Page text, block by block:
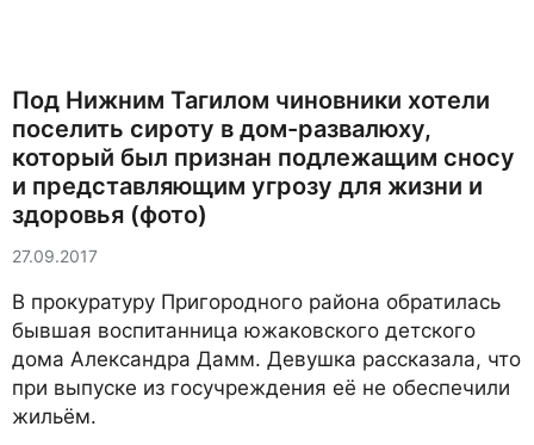
Под Нижним Тагилом чиновники хотели
поселить сироту в дом-развалюху,
который был признан подлежащим сносу
и представляющим угрозу для жизни и
здоровья (фото)
27.09.2017
В прокуратуру Пригородного района обратилась
бывшая воспитанница южаковского детского
дома Александра Дамм. Девушка рассказала, что
при выпуске из госучреждения её не обеспечили
жильём.